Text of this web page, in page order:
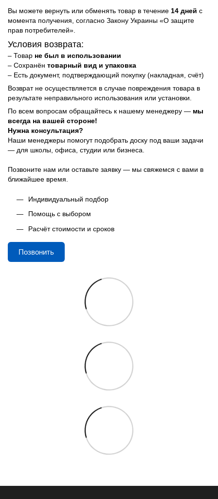
Вы можете вернуть или обменять товар в течение 14 дней с
момента получения, согласно Закону Украины «О защите
прав потребителей».
Условия возврата:
– Товар не был в использовании
– Сохранён товарный вид и упаковка
– Есть документ, подтверждающий покупку (накладная, счёт)
Возврат не осуществляется в случае повреждения товара в
результате неправильного использования или установки.
По всем вопросам обращайтесь к нашему менеджеру — мы
всегда на вашей стороне!
Нужна консультация?
Наши менеджеры помогут подобрать доску под ваши задачи
— для школы, офиса, студии или бизнеса.
Позвоните нам или оставьте заявку — мы свяжемся с вами в
ближайшее время.
Индивидуальный подбор
Помощь с выбором
Расчёт стоимости и сроков
Позвонить